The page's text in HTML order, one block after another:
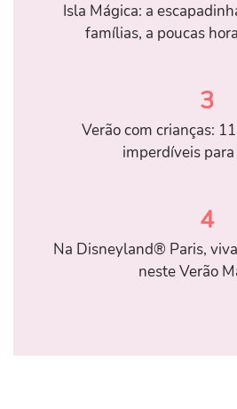
Isla Mágica: a
famílias, a poucas
3
Verão com crianças:
imperdíveis
4
Na Disneyland® Paris,
neste Verão